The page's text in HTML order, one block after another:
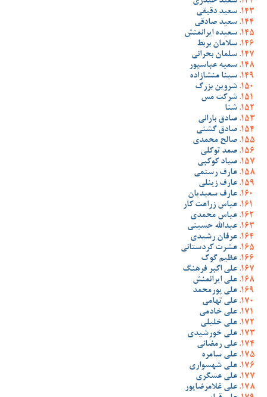
سعید دقیقی
سعید صادقی
سعیده ایرانمنش
سلامان بربط
سلمان بحرانی
سمیه عباسپور
سینا منشازاده
شروین بزرگ
شرکت مس
شنا
صادق بارانی
صادق گشنی
صالح محمدی
صمد توکلی
صیاد کوکبی
عارف رستمی
عارف زینلی
عارف سعیدیان
عباس زراعت کار
عباس محمدی
عبدالله حسینی
عرفان رشیدی
عشرت کردستانی
عظیم گوک
علی اکبر فرهنگ
علی ایرانمنش
علی پورمحمد
علی تهامی
علی خادمی
علی خلیلی
علی خورشیدی
علی رمضانی
علی سامره
علی شهسواری
علی عسگری
علی غلامرضاپور